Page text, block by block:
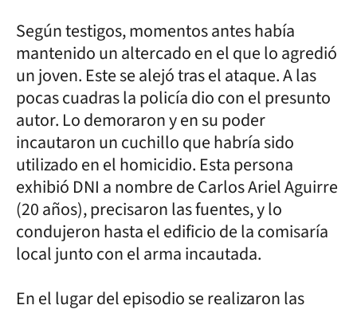
Según testigos, momentos antes había
mantenido un altercado en el que lo agredió
un joven. Este se alejó tras el ataque. A las
pocas cuadras la policía dio con el presunto
autor. Lo demoraron y en su poder
incautaron un cuchillo que habría sido
utilizado en el homicidio. Esta persona
exhibió DNI a nombre de Carlos Ariel Aguirre
(20 años), precisaron las fuentes, y lo
condujeron hasta el edificio de la comisaría
local junto con el arma incautada.
En el lugar del episodio se realizaron las